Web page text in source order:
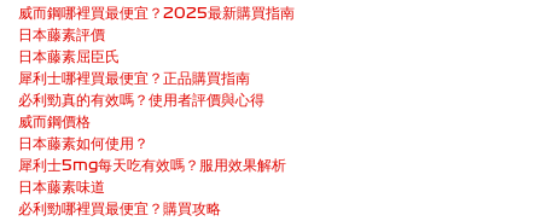
威而鋼哪裡買最便宜？2025最新購買指南
日本藤素評價
日本藤素屈臣氏
犀利士哪裡買最便宜？正品購買指南
必利勁真的有效嗎？使用者評價與心得
威而鋼價格
日本藤素如何使用？
犀利士5mg每天吃有效嗎？服用效果解析
日本藤素味道
必利勁哪裡買最便宜？購買攻略